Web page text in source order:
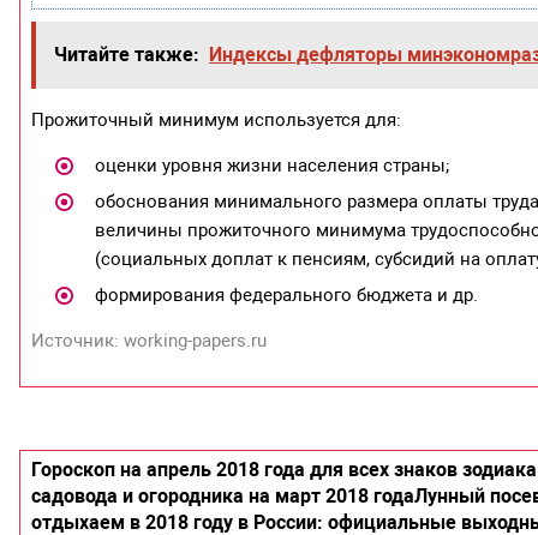
Читайте также: Индексы дефляторы
Прожиточный минимум используется для:
оценки уровня жизни населения страны;
обоснования минимального размера оплаты
величины прожиточного минимума
(социальных доплат к пенсиям, субсидий на
формирования федерального бюджета и др.
Источник: working-papers.ru
Гороскоп на апрель 2018 года для всех знаков зодиака
садовода и огородника на март 2018 годаЛунный
отдыхаем в 2018 году в России: официальные